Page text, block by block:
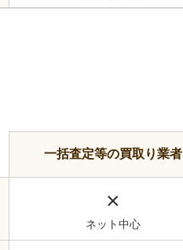
一括査定等の買取り業者
×
ネット中心